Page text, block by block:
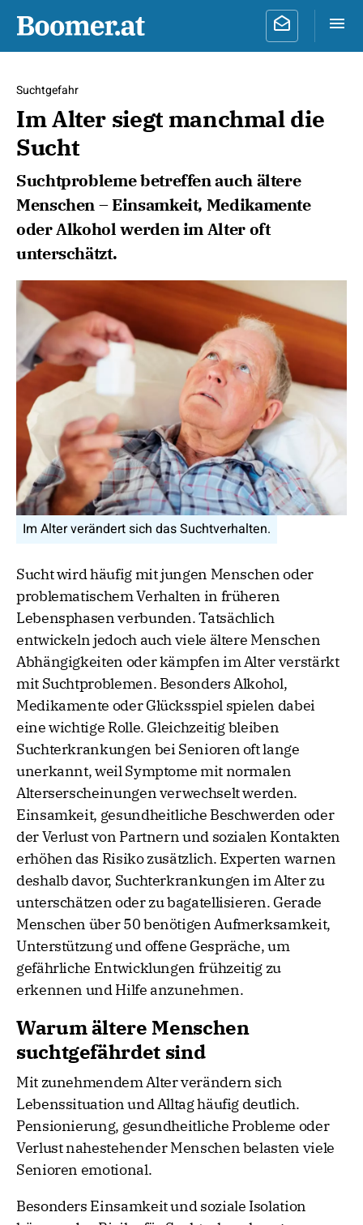
Suchtgefahr
Im Alter siegt manchmal die
Sucht
Suchtprobleme betreffen auch ältere
Menschen – Einsamkeit, Medikamente
oder Alkohol werden im Alter oft
unterschätzt.
Im Alter verändert sich das Suchtverhalten.
Sucht wird häufig mit jungen Menschen oder
problematischem Verhalten in früheren
Lebensphasen verbunden. Tatsächlich
entwickeln jedoch auch viele ältere Menschen
Abhängigkeiten oder kämpfen im Alter verstärkt
mit Suchtproblemen. Besonders Alkohol,
Medikamente oder Glücksspiel spielen dabei
eine wichtige Rolle. Gleichzeitig bleiben
Suchterkrankungen bei Senioren oft lange
unerkannt, weil Symptome mit normalen
Alterserscheinungen verwechselt werden.
Einsamkeit, gesundheitliche Beschwerden oder
der Verlust von Partnern und sozialen Kontakten
erhöhen das Risiko zusätzlich. Experten warnen
deshalb davor, Suchterkrankungen im Alter zu
unterschätzen oder zu bagatellisieren. Gerade
Menschen über 50 benötigen Aufmerksamkeit,
Unterstützung und offene Gespräche, um
gefährliche Entwicklungen frühzeitig zu
erkennen und Hilfe anzunehmen.
Warum ältere Menschen
suchtgefährdet sind
Mit zunehmendem Alter verändern sich
Lebenssituation und Alltag häufig deutlich.
Pensionierung, gesundheitliche Probleme oder
Verlust nahestehender Menschen belasten viele
Senioren emotional.
Besonders Einsamkeit und soziale Isolation